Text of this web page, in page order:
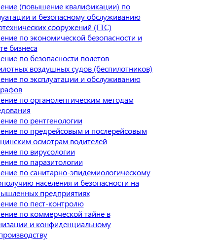
(повышение квалификации) по
и безопасному обслуживанию
сооружений (ГТС)
по экономической безопасности и
бизнеса
по безопасности полетов
воздушных судов (беспилотников)
по эксплуатации и обслуживанию
по органолептическим методам
по рентгенологии
по предрейсовым и послерейсовым
осмотрам водителей
по вирусологии
по паразитологии
по санитарно-эпидемиологическому
населения и безопасности на
предприятиях
по пест-контролю
по коммерческой тайне в
и конфиденциальному